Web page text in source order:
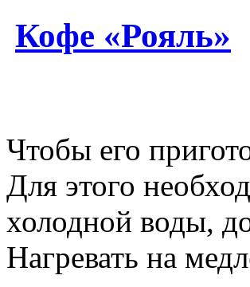
Кофе «Рояль»
Чтобы его
Для этого
холодной воды,
Нагревать на